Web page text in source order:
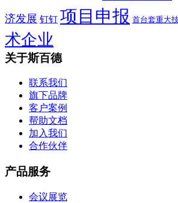
济发展 钉钉 项目申报 首台套重大
术企业
关于斯百德
联系我们
旗下品牌
客户案例
帮助文档
加入我们
合作伙伴
产品服务
会议展览